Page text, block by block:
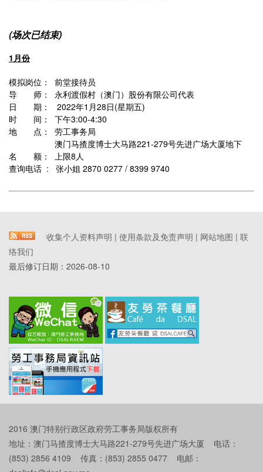
(场次已结束)
1月份
模拟岗位： 前堂接待员
导 师： 永利渡假村（澳门）股份有限公司代表
日 期： 2022年1月28日(星期五)
时 间： 下午3:00-4:30
地 点： 劳工事务局
澳门马揸度博士大马路221-279号先进广场大厦地下
名 额： 上限8人
查询电话 : 张小姐 2870 0277 / 8399 9740
收集个人资料声明 | 使用条款及免责声明 | 网站地图 | 联
络我们
最后修订日期： 2026-08-10
2016 澳门特别行政区政府劳工事务局版权所有
地址：澳门马揸度博士大马路221-279号先进广场大厦 电话：
(853) 2856 4109 传真：(853) 2855 0477 电邮：